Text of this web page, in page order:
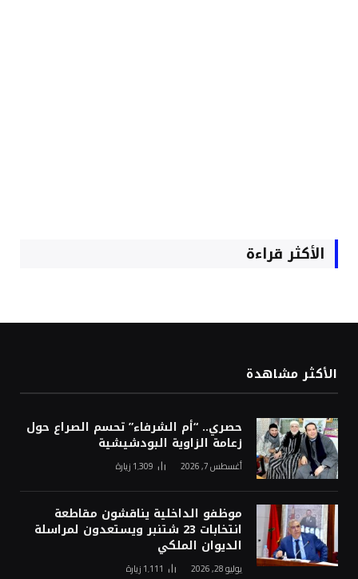
الأكثر قراءة
الأكثر مشاهدة
حصري.. “أم الشرفاء” تحسم الصراع حول
زعامة الزاوية البودشيشية
أغسطس 7, 2026 1٬309 زيارة
موظفو الداخلية يناقشون مقاطعة
انتخابات 23 شتنبر ويستعدون لمراسلة
الديوان الملكي
يوليو 28, 2026 1٬111 زيارة